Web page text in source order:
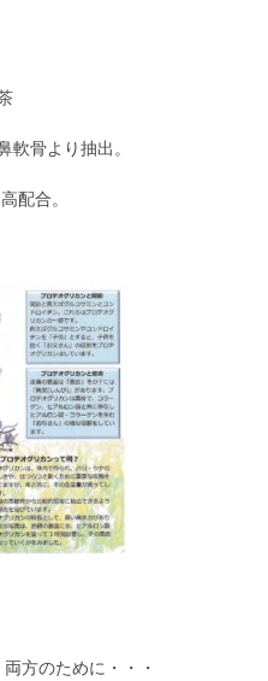
軟骨より抽出。
配合。
両方のために・・・